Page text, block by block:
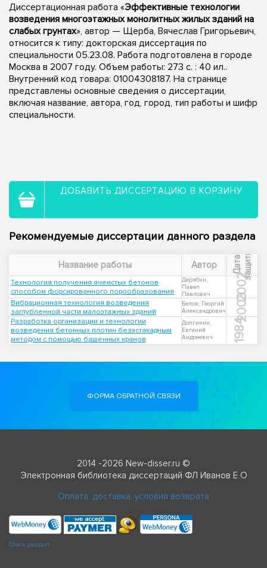
Диссертационная работа «Эффективные технологии
возведения многоэтажных монолитных жилых зданий на
слабых грунтах», автор — Щерба, Вячеслав Григорьевич,
относится к типу: докторская диссертация по
специальности 05.23.08. Работа подготовлена в городе
Москва в 2007 году. Объем работы: 273 с. : 40 ил..
Внутренний код товара: 01004308187. На странице
представлены основные сведения о диссертации,
включая название, автора, год, город, тип работы и шифр
специальности.
ДОБАВИТЬ ДИССЕРТАЦИЮ В КОРЗИНУ
Рекомендуемые диссертации данного раздела
Название работы Автор Д
а
т
а
з
а
щ
и
ты
Технология получения ячеистых бетонов
способом форсированного порообразования
Дерябин,
Павел
Павлович
2002
Вибрационная технология возведения
заглубленной части малоэтажных зданий
Белов, Георгий
Александрович
2003
Разработка организации и технологии
возведения бетонных плотин безэстакадным
методом с помощью башенных кранов
Долгинин,
Евгений
Андреевич
1984
ФОРМА ОБРАТНОЙ СВЯЗИ
2014 -2026 New-disser.ru ©
Электронная библиотека диссертаций ФЛ Иванов Е О
Оплата, доставка, условия возврата
Check passport